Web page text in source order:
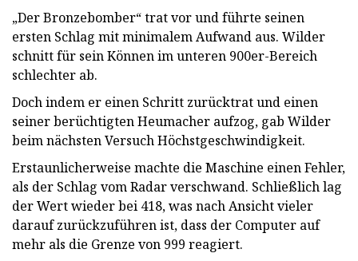
„Der Bronzebomber“ trat vor und führte seinen
ersten Schlag mit minimalem Aufwand aus. Wilder
schnitt für sein Können im unteren 900er-Bereich
schlechter ab.
Doch indem er einen Schritt zurücktrat und einen
seiner berüchtigten Heumacher aufzog, gab Wilder
beim nächsten Versuch Höchstgeschwindigkeit.
Erstaunlicherweise machte die Maschine einen Fehler,
als der Schlag vom Radar verschwand. Schließlich lag
der Wert wieder bei 418, was nach Ansicht vieler
darauf zurückzuführen ist, dass der Computer auf
mehr als die Grenze von 999 reagiert.